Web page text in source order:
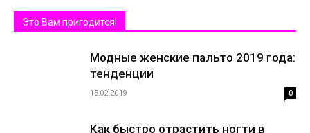
Это Вам пригодится!
Модные женские пальто 2019 года:
тенденции
15.02.2019 0
Как быстро отрастить ногти в